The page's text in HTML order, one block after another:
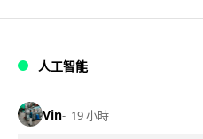
人工智能
Vin 19 小時